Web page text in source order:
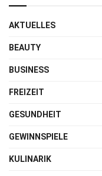
AKTUELLES
BEAUTY
BUSINESS
FREIZEIT
GESUNDHEIT
GEWINNSPIELE
KULINARIK